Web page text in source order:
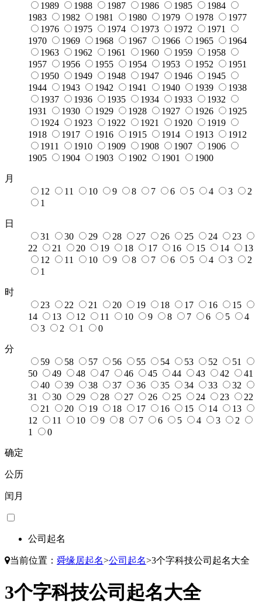
1989
1988 1987 1986 1985
1984
1983
1982 1981 1980 1979 1978
1977
1976
1975 1974 1973 1972
1971
1970
1969 1968 1967 1966 1965
1964
1963
1962 1961 1960 1959
1958
1957
1956 1955 1954 1953 1952
1951
1950
1949 1948 1947 1946
1945
1944
1943 1942 1941 1940 1939
1938
1937
1936 1935 1934 1933
1932
1931
1930 1929 1928 1927 1926
1925
1924
1923 1922 1921 1920
1919
1918
1917 1916 1915 1914 1913
1912
1911
1910 1909 1908 1907
1906
1905
1904 1903 1902 1901 1900
月
12
11 10 9 8 7 6 5 4 3
2
1
日
31
30 29 28 27 26 25 24
23
22
21 20 19 18 17 16 15 14
13
12
11 10 9 8 7 6 5 4 3
2
1
时
23
22 21 20 19 18 17 16
15
14
13 12 11 10 9 8 7 6 5
4
3
2 1 0
分
59
58 57 56 55 54 53 52
51
50
49 48 47 46 45 44 43 42
41
40
39 38 37 36 35 34 33
32
31
30 29 28 27 26 25 24 23
22
21
20 19 18 17 16 15 14
13
12
11 10 9 8 7 6 5 4 3
2
1
0
确定
公历
闰月
公司起名
当前位置： 舜缘居起名>公司起名>3个字科技公司起名大全
3个字科技公司起名大全